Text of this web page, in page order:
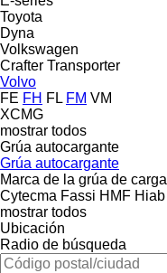
Toyota
Dyna
Volkswagen
Crafter Transporter
Volvo
FE FH FL FM VM
XCMG
mostrar todos
Grúa autocargante
Grúa autocargante
Marca de la grúa de carga
Cytecma Fassi HMF Hiab
mostrar todos
Ubicación
Radio de búsqueda